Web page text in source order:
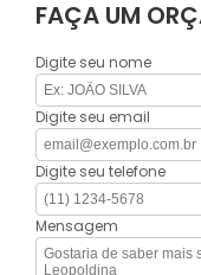
FAÇA UM
Digite seu nome
Digite seu email
Digite seu telefone
Mensagem